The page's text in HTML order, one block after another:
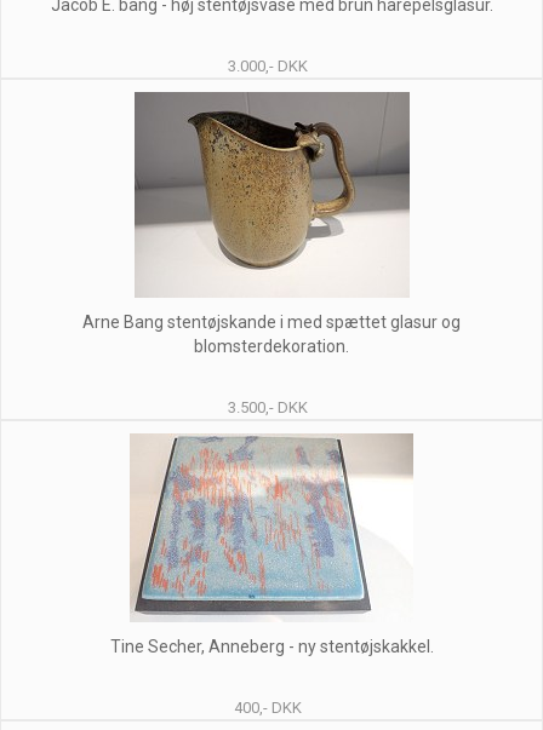
Jacob E. bang - høj stentøjsvase med brun harepelsglasur.
3.000,- DKK
Arne Bang stentøjskande i med spættet glasur og
blomsterdekoration.
3.500,- DKK
Tine Secher, Anneberg - ny stentøjskakkel.
400,- DKK